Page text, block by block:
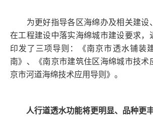
为更好指导各区海绵办及相关建设
在工程建设中落实海绵城市建设要求，
印发了三项导则：《南京市透水铺装
南》、《南京市建筑住区海绵城市技术
京市河道海绵技术应用导则》。
人行道透水功能将更明显、品种更